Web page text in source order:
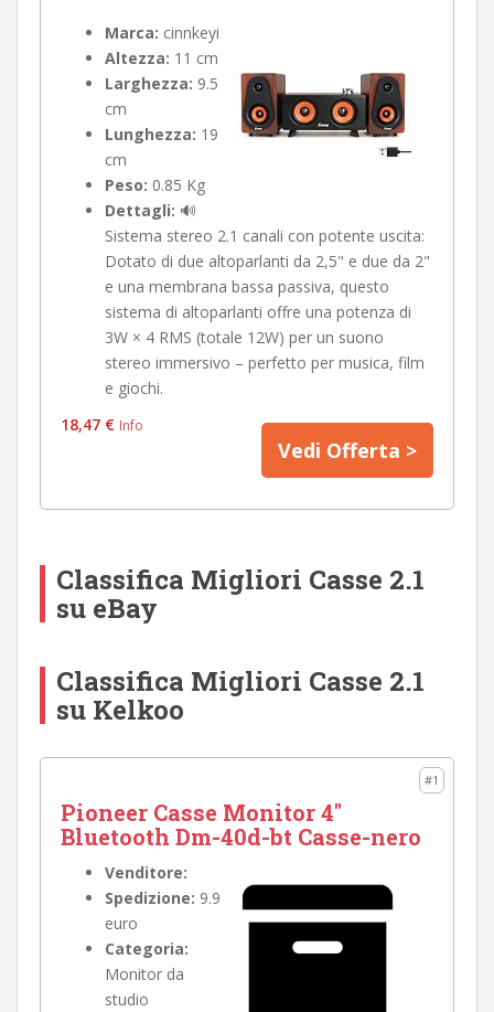
Marca: cinnkeyi
Altezza: 11 cm
Larghezza: 9.5
cm
Lunghezza: 19
cm
Peso: 0.85 Kg
Dettagli: 🔊
Sistema stereo 2.1 canali con potente uscita:
Dotato di due altoparlanti da 2,5" e due da 2"
e una membrana bassa passiva, questo
sistema di altoparlanti offre una potenza di
3W × 4 RMS (totale 12W) per un suono
stereo immersivo – perfetto per musica, film
e giochi.
18,47 € Info
Vedi Offerta >
Classifica Migliori Casse 2.1
su eBay
Classifica Migliori Casse 2.1
su Kelkoo
#1
Pioneer Casse Monitor 4"
Bluetooth Dm-40d-bt Casse-nero
Venditore:
Spedizione: 9.9
euro
Categoria:
Monitor da
studio